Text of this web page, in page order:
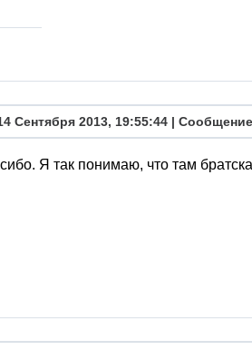
Сентября 2013, 19:55:44 |
Я так понимаю, что там